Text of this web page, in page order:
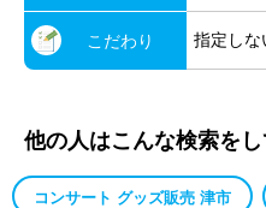
こだわり 指定しな
他の人はこんな検索を
コンサート グッズ販売 津市